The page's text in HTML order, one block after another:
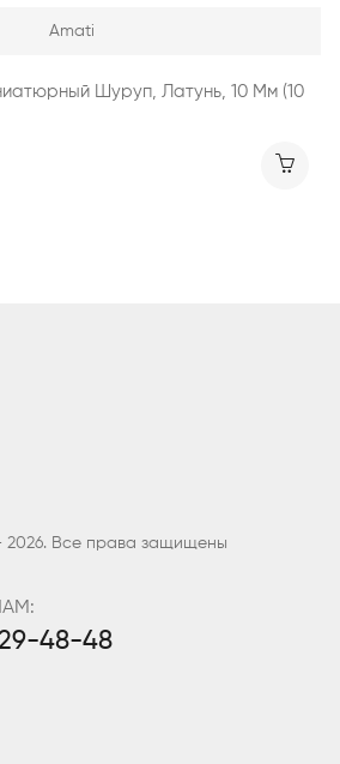
Amati
Шуруп, Латунь, 10 Мм (10
Все права защищены
48-48